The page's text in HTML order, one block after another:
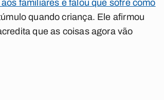
familiares e falou que sofre como
quando criança. Ele afirmou
que as coisas agora vão